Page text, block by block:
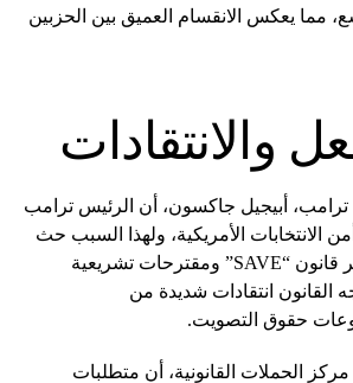
مما يعكس الانقسام العميق بين الحزبين
والانتقادات
ترامب، أبيجيل جاكسون، أن الرئيس ترامب
الانتخابات الأمريكية، ولهذا السبب حث
الكونغرس على تمرير قانون “SAVE” ومقترحات تشريعية
القانون انتقادات شديدة من
حقوق التصويت.
الحملات القانونية، أن متطلبات